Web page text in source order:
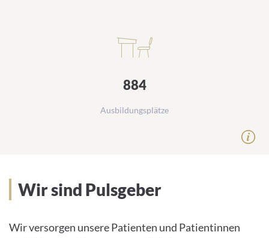
884
Ausbildungsplätze
Unser Leitbild
Wir sind Pulsgeber
Wir versorgen unsere Patienten und Patientinnen